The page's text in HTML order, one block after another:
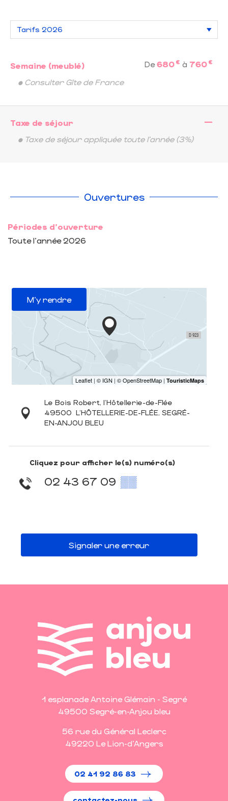
Semaine (meublé) De680 € à 760 €
• Consulter Gîte de France
Taxe de séjour
—
• Taxe de séjour appliquée toute l'année (3%)
Ouvertures
Périodes d'ouverture
Toute l'année 2026
M'y rendre
Le Bois Robert, l'Hôtellerie-de-Flée
49500 L'HÔTELLERIE-DE-FLÉE, SEGRÉ-
EN-ANJOU BLEU
Cliquez pour afficher le(s) numéro(s)
02 43 67 09 ▒▒
Signaler une erreur
1 esplanade Antoine Glémain - Segré
49500 Segré-en-Anjou bleu
56 rue du Général Leclerc
49220 Le Lion-d'Angers
02 41 92 86 83